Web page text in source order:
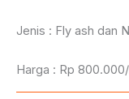
Jenis : Fly ash dan
Harga : Rp